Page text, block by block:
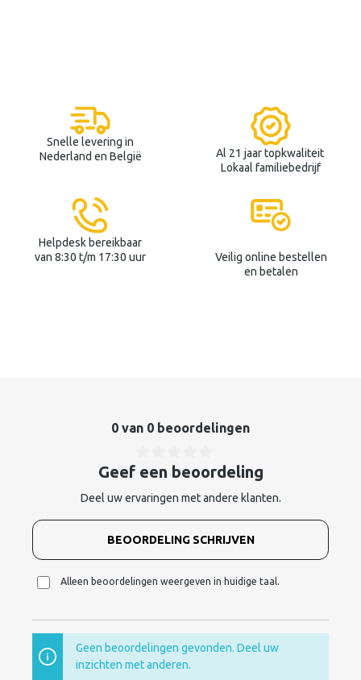
Snelle levering in
Nederland en België
Al 21 jaar topkwaliteit
Lokaal familiebedrijf
Helpdesk bereikbaar
van 8:30 t/m 17:30 uur
Veilig online bestellen
en betalen
0 van 0 beoordelingen
Geef een beoordeling
Deel uw ervaringen met andere klanten.
BEOORDELING SCHRIJVEN
Alleen beoordelingen weergeven in huidige taal.
Geen beoordelingen gevonden. Deel uw
inzichten met anderen.